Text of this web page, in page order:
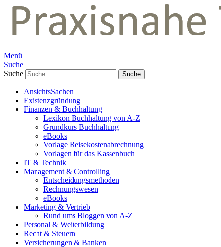
Menü
Suche
Suche
AnsichtsSachen
Existenzgründung
Finanzen & Buchhaltung
Lexikon Buchhaltung von A-Z
Grundkurs Buchhaltung
eBooks
Vorlage Reisekostenabrechnung
Vorlagen für das Kassenbuch
IT & Technik
Management & Controlling
Entscheidungsmethoden
Rechnungswesen
eBooks
Marketing & Vertrieb
Rund ums Bloggen von A-Z
Personal & Weiterbildung
Recht & Steuern
Versicherungen & Banken